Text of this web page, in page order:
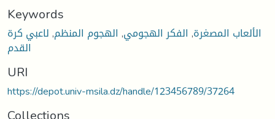
Keywords
الألعاب المصغرة, الفكر الهجومي, الهجوم المنظم,لاعبي كرة
القدم
URI
https://depot.univ-msila.dz/handle/123456789/37264